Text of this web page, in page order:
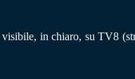
in chiaro, su TV8